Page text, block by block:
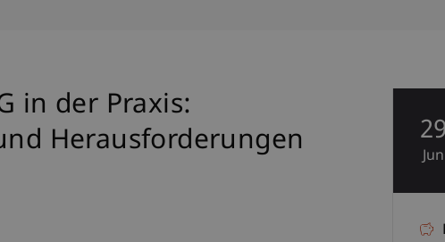
in der Praxis:
Herausforderungen
29
Jun